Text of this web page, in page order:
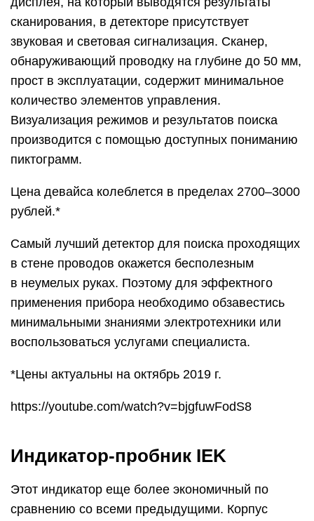
сканирования, в детекторе присутствует
звуковая и световая сигнализация. Сканер,
обнаруживающий проводку на глубине до 50 мм,
прост в эксплуатации, содержит минимальное
количество элементов управления.
Визуализация режимов и результатов поиска
производится с помощью доступных пониманию
пиктограмм.
Цена девайса колеблется в пределах 2700–3000
рублей.*
Самый лучший детектор для поиска проходящих
в стене проводов окажется бесполезным
в неумелых руках. Поэтому для эффектного
применения прибора необходимо обзавестись
минимальными знаниями электротехники или
воспользоваться услугами специалиста.
*Цены актуальны на октябрь 2019 г.
https://youtube.com/watch?v=bjgfuwFodS8
Индикатор-пробник IEK
Этот индикатор еще более экономичный по
сравнению со всеми предыдущими. Корпус